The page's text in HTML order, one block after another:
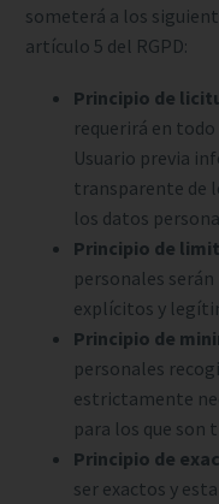
someterá a los
artículo 5 del RGPD:
Principio de
requerirá en
Usuario previa
transparente de
los datos
Principio de
personales
explícitos y
Principio de
personales
estrictamente
para los que son
Principio de
ser exactos y